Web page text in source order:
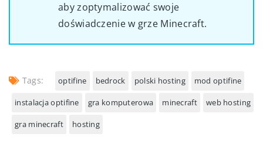
aby zoptymalizować swoje
doświadczenie w grze Minecraft.
Tags: optifine bedrock polski hosting mod optifine
instalacja optifine gra komputerowa minecraft web hosting
gra minecraft hosting